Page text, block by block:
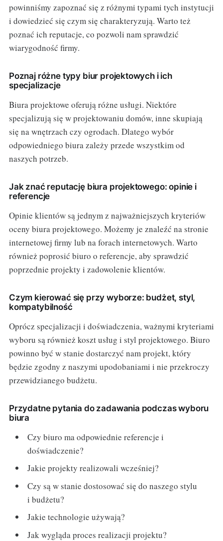
powinniśmy zapoznać się z różnymi typami tych instytucji
i dowiedzieć się czym się charakteryzują. Warto też
poznać ich reputacje, co pozwoli nam sprawdzić
wiarygodność firmy.
Poznaj różne typy biur projektowych i ich
specjalizacje
Biura projektowe oferują różne usługi. Niektóre
specjalizują się w projektowaniu domów, inne skupiają
się na wnętrzach czy ogrodach. Dlatego wybór
odpowiedniego biura zależy przede wszystkim od
naszych potrzeb.
Jak znać reputację biura projektowego: opinie i
referencje
Opinie klientów są jednym z najważniejszych kryteriów
oceny biura projektowego. Możemy je znaleźć na stronie
internetowej firmy lub na forach internetowych. Warto
również poprosić biuro o referencje, aby sprawdzić
poprzednie projekty i zadowolenie klientów.
Czym kierować się przy wyborze: budżet, styl,
kompatybilność
Oprócz specjalizacji i doświadczenia, ważnymi kryteriami
wyboru są również koszt usług i styl projektowego. Biuro
powinno być w stanie dostarczyć nam projekt, który
będzie zgodny z naszymi upodobaniami i nie przekroczy
przewidzianego budżetu.
Przydatne pytania do zadawania podczas wyboru
biura
Czy biuro ma odpowiednie referencje i
doświadczenie?
Jakie projekty realizowali wcześniej?
Czy są w stanie dostosować się do naszego stylu
i budżetu?
Jakie technologie używają?
Jak wygląda proces realizacji projektu?